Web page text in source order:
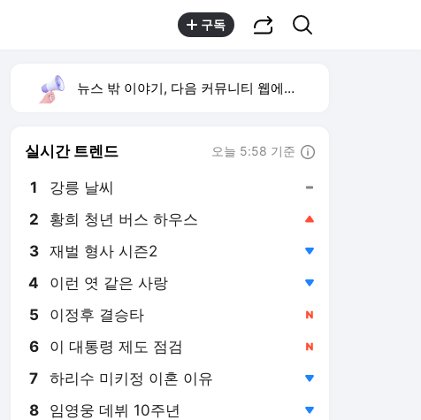
구독
뉴스 밖 이야기, 다음 커뮤니티 웹에서 보기
실시간 트렌드 오늘 5:58 기준
1 강릉 날씨
2 황희 청년 버스 하우스
3 재벌 형사 시즌2
4 이런 엿 같은 사랑
5 이정후 결승타
6 이 대통령 제도 점검
7 하리수 미키정 이혼 이유
8 임영웅 데뷔 10주년